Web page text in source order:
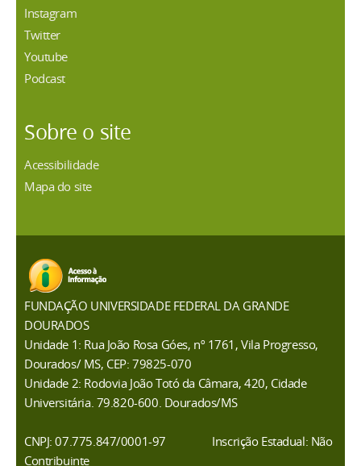
Instagram
Twitter
Youtube
Podcast
Sobre o site
Acessibilidade
Mapa do site
FUNDAÇÃO UNIVERSIDADE FEDERAL DA GRANDE
DOURADOS
Unidade 1: Rua João Rosa Góes, nº 1761, Vila Progresso,
Dourados/ MS, CEP: 79825-070
Unidade 2: Rodovia João Totó da Câmara, 420, Cidade
Universitária. 79.820-600. Dourados/MS
CNPJ: 07.775.847/0001-97
Inscrição Estadual: Não
Contribuinte